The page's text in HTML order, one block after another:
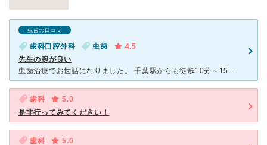
虫歯の口コミ
歯科口腔外科 虫歯
4.5
先生の腕が良い
虫歯治療でお世話になりました。 千葉駅からも徒歩10分～15分程の距離の場所にあり、 待ち時間が短く受付の方の印象も良いです。 清潔な待合室で広さはそんなにありませんが、予約した時間に着くと5分
歯科
5.0
是非行ってみてください！
歯科
5.0